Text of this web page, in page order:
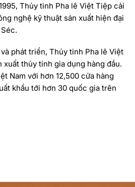
Thủy tinh Pha lê Việt Tiệp cải
nghệ kỹ thuật sản xuất hiện đại
phát triển, Thủy tinh Pha lê Việt
thủy tinh gia dụng hàng đầu.
Nam với hơn 12,500 cửa hàng
khẩu tới hơn 30 quốc gia trên